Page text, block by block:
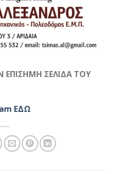
ΣΕΛΙΔΑ ΤΟΥ
ΕΔΩ